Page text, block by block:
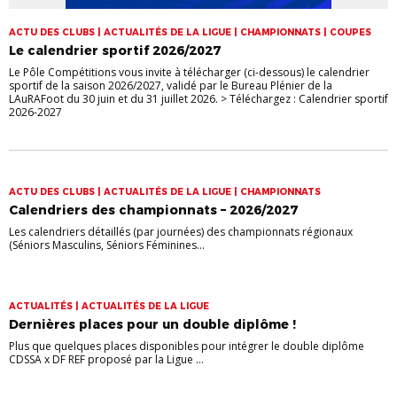
ACTU DES CLUBS | ACTUALITÉS DE LA LIGUE | CHAMPIONNATS | COUPES
Le calendrier sportif 2026/2027
Le Pôle Compétitions vous invite à télécharger (ci-dessous) le calendrier
sportif de la saison 2026/2027, validé par le Bureau Plénier de la
LAuRAFoot du 30 juin et du 31 juillet 2026. > Téléchargez : Calendrier sportif
2026-2027
ACTU DES CLUBS | ACTUALITÉS DE LA LIGUE | CHAMPIONNATS
Calendriers des championnats – 2026/2027
Les calendriers détaillés (par journées) des championnats régionaux
(Séniors Masculins, Séniors Féminines...
ACTUALITÉS | ACTUALITÉS DE LA LIGUE
Dernières places pour un double diplôme !
Plus que quelques places disponibles pour intégrer le double diplôme
CDSSA x DF REF proposé par la Ligue ...